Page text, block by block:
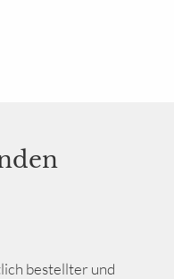
bestellter und